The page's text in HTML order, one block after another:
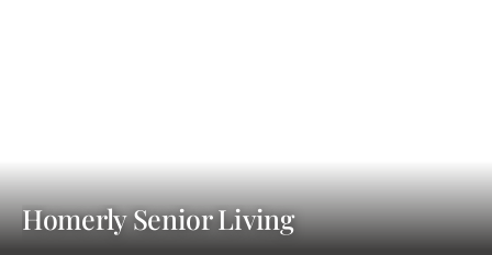
Homerly Senior Living